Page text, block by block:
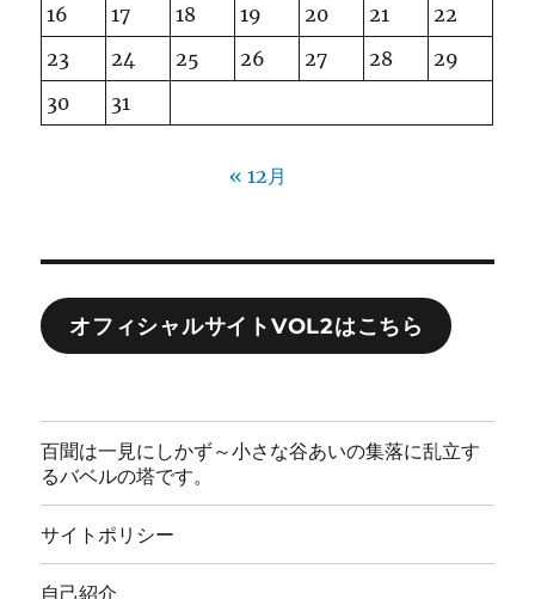
16
17 18 19 20 21
22
23
24 25 26 27 28
29
30
31
« 12月
オフィシャルサイトVOL2はこちら
百聞は一見にしかず～小さな谷あいの集落に乱立す
るバベルの塔です。
サイトポリシー
自己紹介